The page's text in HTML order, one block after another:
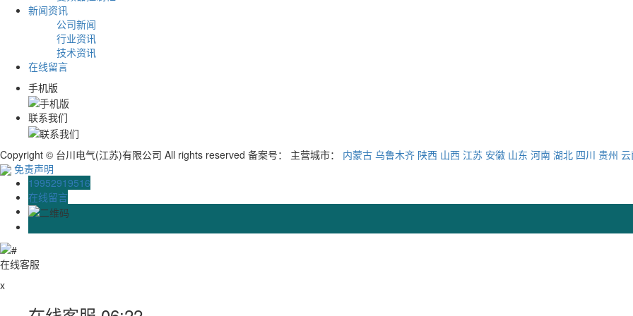
新闻资讯
公司新闻
行业资讯
技术资讯
在线留言
手机版
联系我们
Copyright © 台川电气(江苏)有限公司 All rights reserved 备案号： 主营城市： 内蒙古 乌鲁木齐 陕西 山西 江苏 安徽 山东 河南 湖北 四川 贵州
免责声明
19952919516
在线留言
在线客服
x